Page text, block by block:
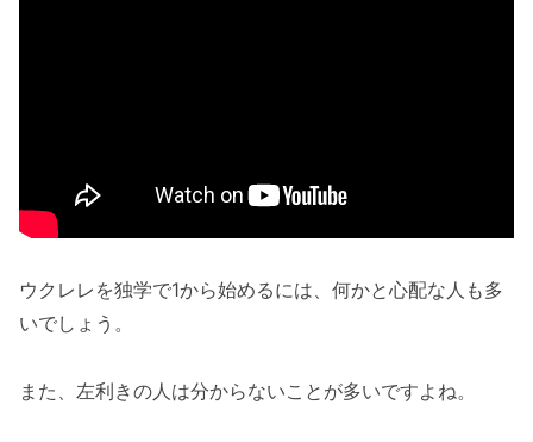
ウクレレを独学で1から始めるには、何かと心配な人も多
いでしょう。
また、左利きの人は分からないことが多いですよね。